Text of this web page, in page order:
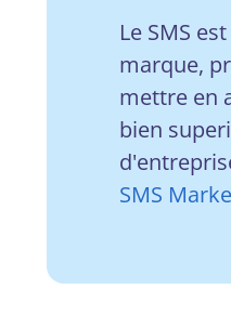
Le SMS
marque,
mettre en
bien
SMS